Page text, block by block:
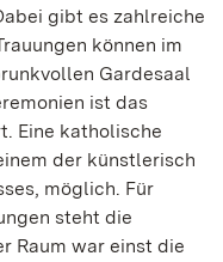
gibt es zahlreiche
können im
Gardesaal
ist das
Eine katholische
der künstlerisch
möglich. Für
steht die
Raum war einst die